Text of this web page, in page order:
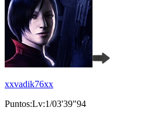
xxvadik76xx
Puntos:Lv:1/03'39"94